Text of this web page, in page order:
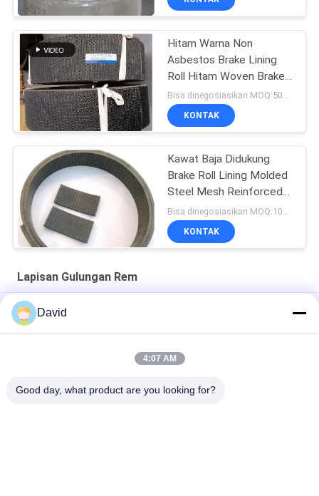
Hitam Warna Non
Asbestos Brake Lining
Roll Hitam Woven Brake
Roll Lining Dark Brake
Bisa dinegosiasikan MOQ:500 kg
KONTAK
Kawat Baja Didukung
Brake Roll Lining Molded
Steel Mesh Reinforced
Rubber Material
Bisa dinegosiasikan MOQ:1000 kg
KONTAK
Lapisan Gulungan Rem
Non Asbes Woven Brake Roll Lining Industri Untuk Mesin Kapal
Kaca Viscose Fiber Brake Band Relining Material Sertifikasi
David
4:07 AM
Good day, what product are you looking for?